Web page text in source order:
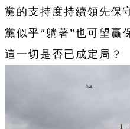
黨的支持度持續領先保
黨似乎“躺著”也可望贏
這一切是否已成定局？